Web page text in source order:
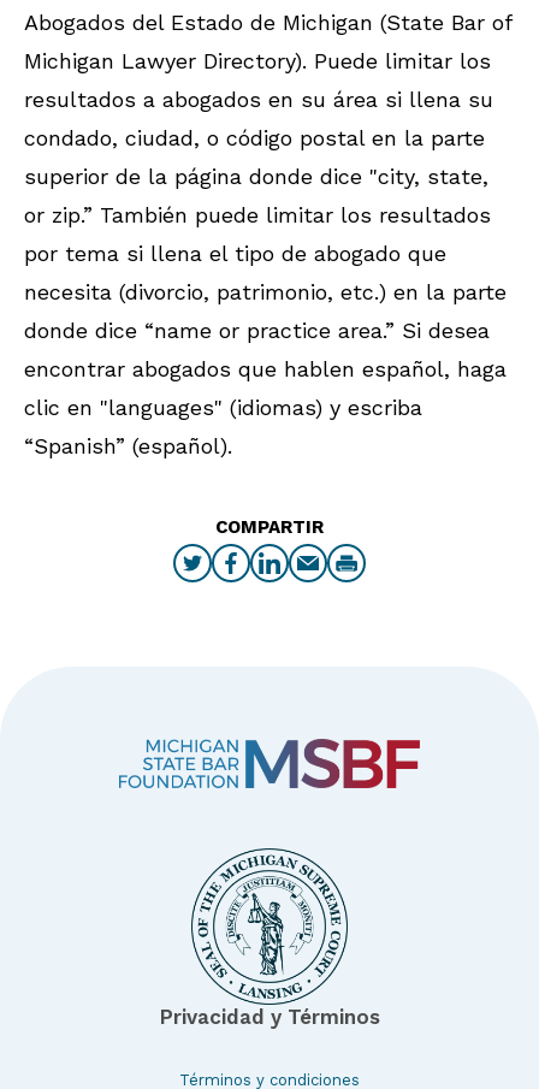
Abogados del Estado de Michigan (State Bar of
Michigan Lawyer Directory). Puede limitar los
resultados a abogados en su área si llena su
condado, ciudad, o código postal en la parte
superior de la página donde dice "city, state,
or zip.” También puede limitar los resultados
por tema si llena el tipo de abogado que
necesita (divorcio, patrimonio, etc.) en la parte
donde dice “name or practice area.” Si desea
encontrar abogados que hablen español, haga
clic en "languages" (idiomas) y escriba
“Spanish” (español).
COMPARTIR
Privacidad y Términos
Términos y condiciones